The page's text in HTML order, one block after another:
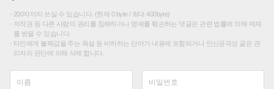
200자까지 쓰실 수 있습니다. (현재 0 byte / 최대 400byte)
저작권 등 다른 사람의 권리를 침해하거나 명예를 훼손하는 댓글은 관련 법률에 의해 제재
를 받을 수 있습니다.
타인에게 불쾌감을 주는 욕설 등 비하하는 단어가 내용에 포함되거나 인신공격성 글은 관
리자의 판단에 의해 삭제 합니다.